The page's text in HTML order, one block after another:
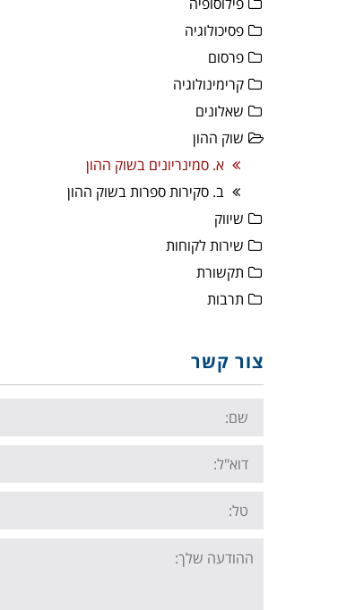
פסיכולוגיה
פרסום
קרימינולוגיה
שאלונים
שוק ההון
א. סמינריונים בשוק ההון
ב. סקירות ספרות בשוק ההון
שיווק
שירות לקוחות
תקשורת
תרבות
צור קשר
Name:
Email:
Tel:
Your
message: